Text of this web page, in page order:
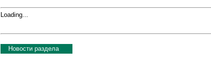
Loading...
Новости раздела